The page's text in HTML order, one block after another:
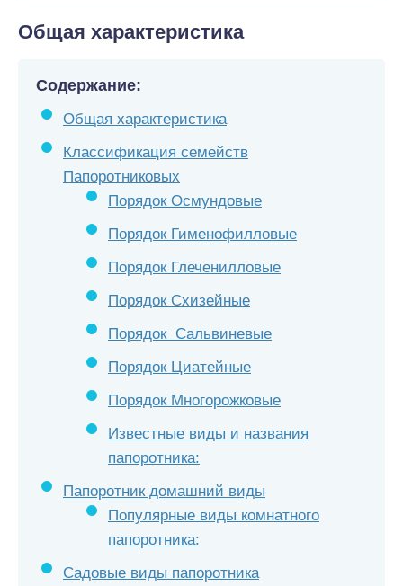
Общая характеристика
Содержание:
Общая характеристика
Классификация семейств
Папоротниковых
Порядок Осмундовые
Порядок Гименофилловые
Порядок Глеченилловые
Порядок Схизейные
Порядок Сальвиневые
Порядок Циатейные
Порядок Многорожковые
Известные виды и названия
папоротника:
Папоротник домашний виды
Популярные виды комнатного
папоротника:
Садовые виды папоротника